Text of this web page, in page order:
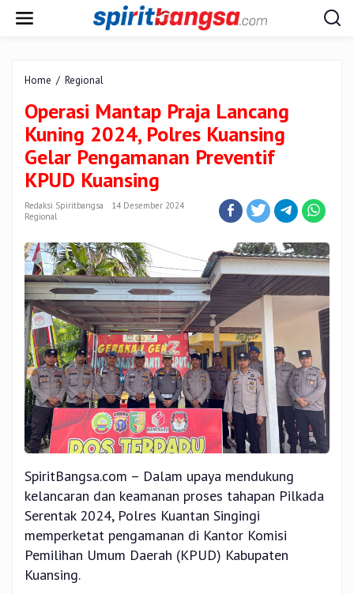
Home / Regional
Praja
Lancang
Kuning
2024,
Polres
Kuansing
Gelar
KPUD
Kuansing
Operasi Mantap Praja Lancang
Kuning 2024, Polres Kuansing
Gelar Pengamanan Preventif
KPUD Kuansing
Redaksi Spiritbangsa
14 Desember 2024
Regional
SpiritBangsa.com – Dalam upaya mendukung
kelancaran dan keamanan proses tahapan Pilkada
Serentak 2024, Polres Kuantan Singingi
memperketat pengamanan di Kantor Komisi
Pemilihan Umum Daerah (KPUD) Kabupaten
Kuansing.